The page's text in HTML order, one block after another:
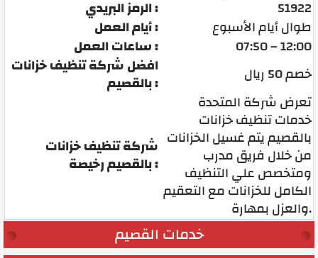
الرمز البريدي :
51922
أيام العمل :
طوال أيام الأسبوع
ساعات العمل :
07:50 – 12:00
افضل شركة تنظيف خزانات
بالقصيم : خصم 50 ريال
شركة تنظيف خزانات
بالقصيم رخيصة :
تعرض شركة المتحدة
خدمات تنظيف خزانات
بالقصيم يتم غسيل الخزانات
من خلال فريق مدرب
ومتخصص علي التنظيف
الكامل للخزانات مع التعقيم
والعزل بمهارة.
خدمات القصيم